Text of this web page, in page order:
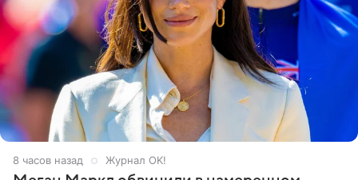
8 часов назад Журнал OK!